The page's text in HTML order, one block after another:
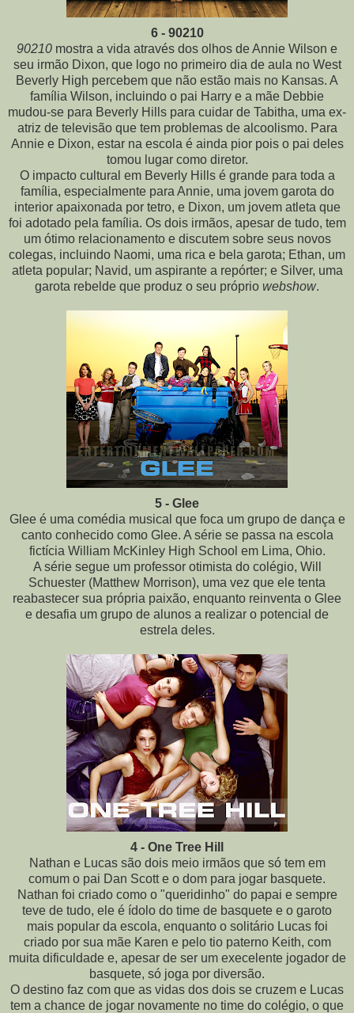
6 - 90210
90210 mostra a vida através dos olhos de Annie Wilson e
seu irmão Dixon, que logo no primeiro dia de aula no West
Beverly High percebem que não estão mais no Kansas. A
família Wilson, incluindo o pai Harry e a mãe Debbie
mudou-se para Beverly Hills para cuidar de Tabitha, uma ex-
atriz de televisão que tem problemas de alcoolismo. Para
Annie e Dixon, estar na escola é ainda pior pois o pai deles
tomou lugar como diretor.
O impacto cultural em Beverly Hills é grande para toda a
família, especialmente para Annie, uma jovem garota do
interior apaixonada por tetro, e Dixon, um jovem atleta que
foi adotado pela família. Os dois irmãos, apesar de tudo, tem
um ótimo relacionamento e discutem sobre seus novos
colegas, incluindo Naomi, uma rica e bela garota; Ethan, um
atleta popular; Navid, um aspirante a repórter; e Silver, uma
garota rebelde que produz o seu próprio webshow.
5 - Glee
Glee é uma comédia musical que foca um grupo de dança e
canto conhecido como Glee. A série se passa na escola
fictícia William McKinley High School em Lima, Ohio.
A série segue um professor otimista do colégio, Will
Schuester (Matthew Morrison), uma vez que ele tenta
reabastecer sua própria paixão, enquanto reinventa o Glee
e desafia um grupo de alunos a realizar o potencial de
estrela deles.
4 - One Tree Hill
Nathan e Lucas são dois meio irmãos que só tem em
comum o pai Dan Scott e o dom para jogar basquete.
Nathan foi criado como o "queridinho" do papai e sempre
teve de tudo, ele é ídolo do time de basquete e o garoto
mais popular da escola, enquanto o solitário Lucas foi
criado por sua mãe Karen e pelo tio paterno Keith, com
muita dificuldade e, apesar de ser um execelente jogador de
basquete, só joga por diversão.
O destino faz com que as vidas dos dois se cruzem e Lucas
tem a chance de jogar novamente no time do colégio, o que